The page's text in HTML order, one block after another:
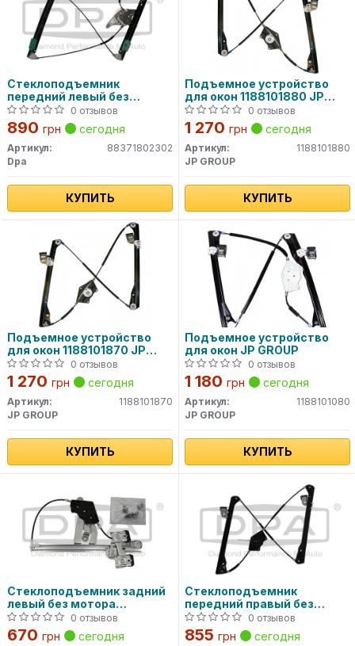
Стеклоподъемник
передний левый без
моторчика (88371802302)
DPA
0 отзывов
890 грн сегодня
Артикул:
88371802302
Dpa
КУПИТЬ
Подъемное устройство
для окон 1188101880 JP
GROUP
0 отзывов
1 270 грн сегодня
Артикул:
1188101880
JP GROUP
КУПИТЬ
Подъемное устройство
для окон 1188101870 JP
GROUP
0 отзывов
1 270 грн сегодня
Артикул:
1188101870
JP GROUP
КУПИТЬ
Подъемное устройство
для окон JP GROUP
0 отзывов
1 180 грн сегодня
Артикул:
1188101080
JP GROUP
КУПИТЬ
Стеклоподъемник задний
левый без мотора
(88390364802) DPA
0 отзывов
670 грн сегодня
Стеклоподъемник
передний правый без
моторчика (88371794502)
DPA
0 отзывов
855 грн сегодня